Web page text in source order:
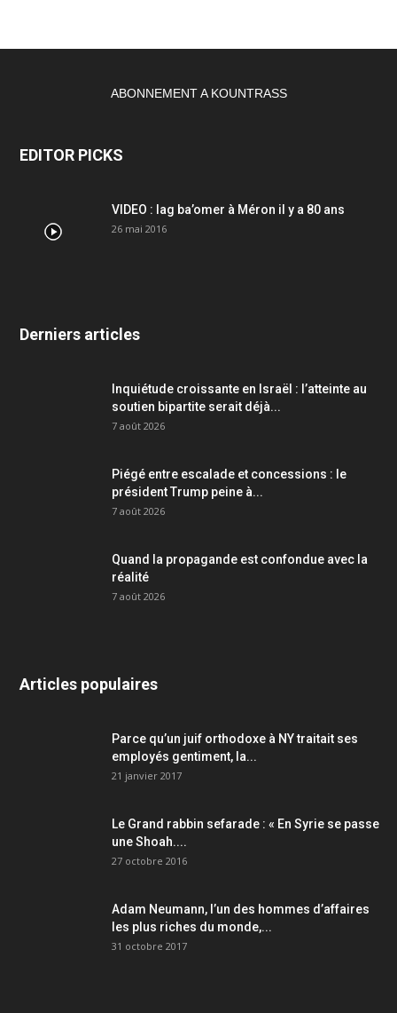
ABONNEMENT A KOUNTRASS
EDITOR PICKS
VIDEO : lag ba’omer à Méron il y a 80 ans
26 mai 2016
Derniers articles
Inquiétude croissante en Israël : l’atteinte au
soutien bipartite serait déjà...
7 août 2026
Piégé entre escalade et concessions : le
président Trump peine à...
7 août 2026
Quand la propagande est confondue avec la
réalité
7 août 2026
Articles populaires
Parce qu’un juif orthodoxe à NY traitait ses
employés gentiment, la...
21 janvier 2017
Le Grand rabbin sefarade : « En Syrie se passe
une Shoah....
27 octobre 2016
Adam Neumann, l’un des hommes d’affaires
les plus riches du monde,...
31 octobre 2017